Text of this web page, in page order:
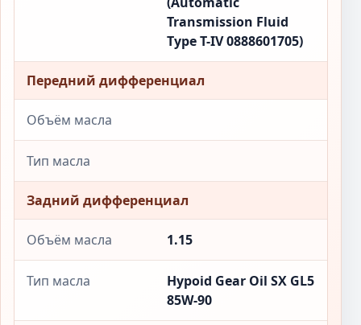
Transmission Fluid
Type T-IV 0888601705)
Передний дифференциал
Объём масла
Тип масла
Задний дифференциал
Объём масла 1.15
Тип масла
Hypoid Gear Oil SX GL5
85W-90